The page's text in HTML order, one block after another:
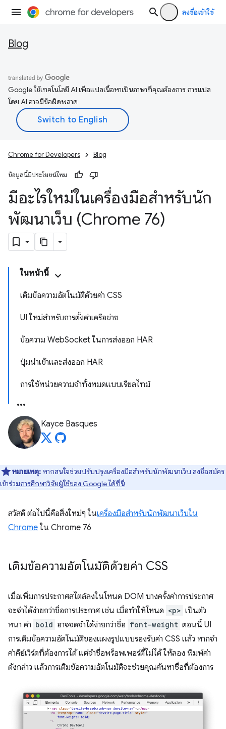
ลงชื่อเข้าใช้
Blog
Google ใช้เทคโนโลยี AI เพื่อแปลเนื้อหาเป็นภาษาที่คุณต้องการ การแปล
โดย AI อาจมีข้อผิดพลาด
Chrome for Developers Blog
ข้อมูลนี้มีประโยชน์ไหม
มีอะไรใหม่ในเครื่องมือสำหรับนัก
พัฒนาเว็บ (Chrome 76)
ในหน้านี้
เติมข้อความอัตโนมัติด้วยค่า CSS
UI ใหม่สำหรับการตั้งค่าเครือข่าย
ข้อความ WebSocket ในการส่งออก HAR
ปุ่มนำเข้าและส่งออก HAR
การใช้หน่วยความจำทั้งหมดแบบเรียลไทม์
Kayce Basques
หมายเหตุ: หากสนใจช่วยปรับปรุงเครื่องมือสำหรับนักพัฒนาเว็บ ลงชื่อสมัคร
เข้าร่วมการศึกษาวิจัยผู้ใช้ของ Google ได้ที่นี่
สวัสดี ต่อไปนี้คือสิ่งใหม่ๆ ในเครื่องมือสำหรับนักพัฒนาเว็บใน
Chrome ใน Chrome 76
เติมข้อความอัตโนมัติด้วยค่า CSS
เมื่อเพิ่มการประกาศสไตล์ลงในโหนด DOM บางครั้งค่าการประกาศ
จะจำได้ง่ายกว่าชื่อการประกาศ เช่น เมื่อทําให้โหนด <p> เป็นตัว
หนา ค่า bold อาจจดจําได้ง่ายกว่าชื่อ font-weight ตอนนี้ UI
การเติมข้อความอัตโนมัติของแผงรูปแบบรองรับค่า CSS แล้ว หากจำ
ค่าคีย์เวิร์ดที่ต้องการได้ แต่จำชื่อพร็อพเพอร์ตี้ไม่ได้ ให้ลอง พิมพ์ค่า
ดังกล่าว แล้วการเติมข้อความอัตโนมัติจะช่วยคุณค้นหาชื่อที่ต้องการ